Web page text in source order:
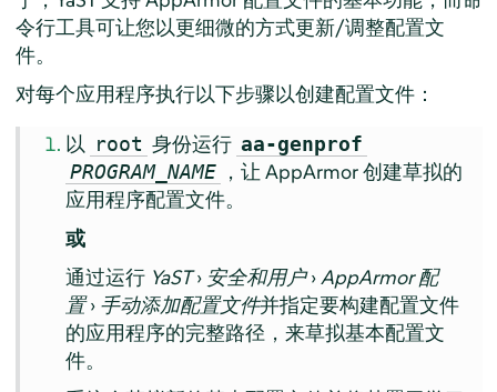
令行工具可让您以更细微的方式更新/调整配置文
件。
对每个应用程序执行以下步骤以创建配置文件：
以 root 身份运行 aa-genprof
PROGRAM_NAME ，让AppArmor创建草拟的
应用程序配置文件。
或
通过运行 YaST› 安全和用户›AppArmor配
置› 手动添加配置文件并指定要构建配置文件
的应用程序的完整路径，来草拟基本配置文
件。